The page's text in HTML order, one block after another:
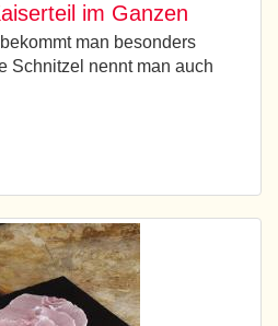
im Ganzen
man besonders
Schnitzel nennt man auch